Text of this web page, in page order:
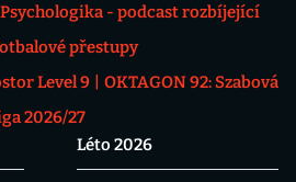
Psychologika - podcast rozbíjející
přestupy
Level 9
OKTAGON 92: Szabová
2026/27
Léto 2026